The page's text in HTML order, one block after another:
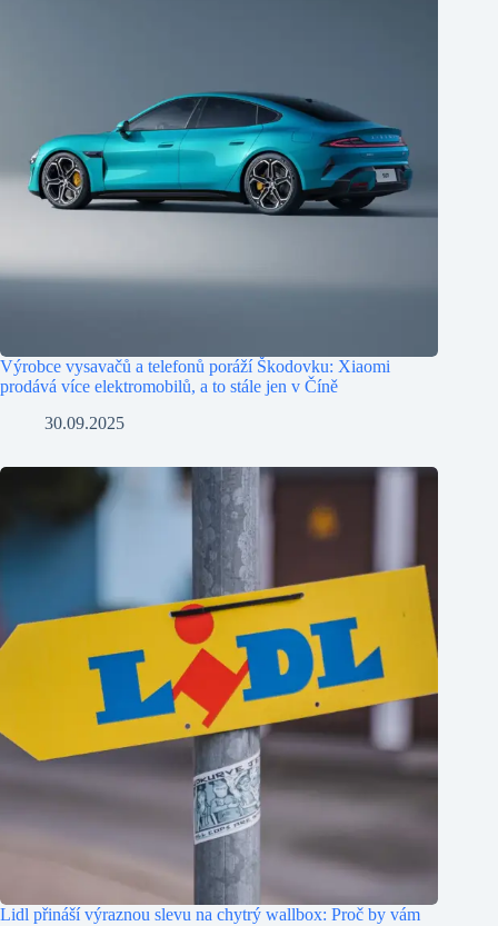
Výrobce vysavačů a telefonů poráží Škodovku: Xiaomi
prodává více elektromobilů, a to stále jen v Číně
30.09.2025
Lidl přináší výraznou slevu na chytrý wallbox: Proč by vám